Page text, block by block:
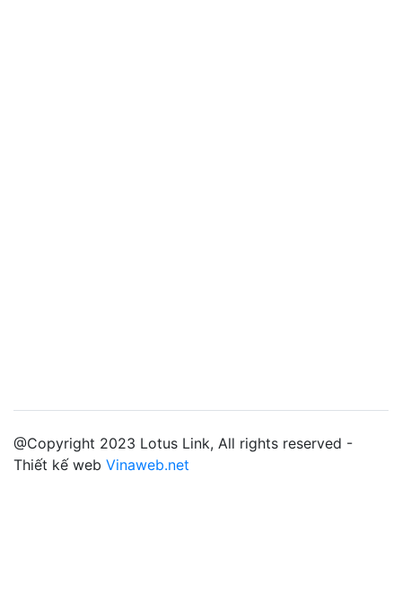
@Copyright 2023 Lotus Link, All rights reserved -
Thiết kế web Vinaweb.net